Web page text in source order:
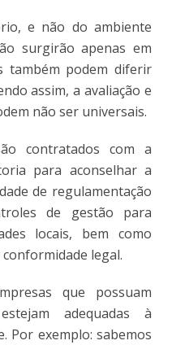
e não do ambiente
surgirão apenas em
também podem diferir
assim, a avaliação e
não ser universais.
contratados com a
para aconselhar a
de regulamentação
de gestão para
locais, bem como
legal.
que possuam
adequadas à
Por exemplo: sabemos